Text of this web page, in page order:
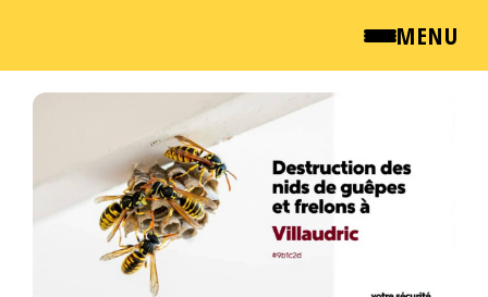
MENU
QUI SOMMES NOUS ?
NEWSROOM
TARIFS
Passer